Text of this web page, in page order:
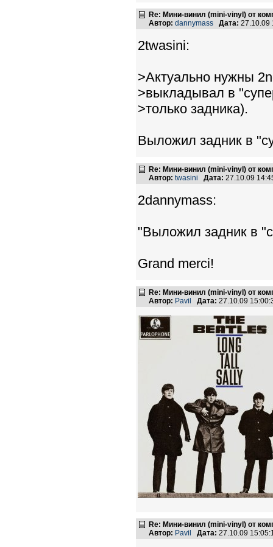
Re: Мини-винил (mini-vinyl) от
Автор: dannymass Дата:
2twasini:
>Актуально нужны
>выкладывал в
>только задника).
Выложил задник в
Re: Мини-винил (mini-vinyl) от
Автор: twasini Дата: 27.10.09
2dannymass:
"Выложил задник в
Grand merci!
Re: Мини-винил (mini-vinyl) от
Автор: Pavil Дата: 27.10.09
Re: Мини-винил (mini-vinyl) от
Автор: Pavil Дата: 27.10.09